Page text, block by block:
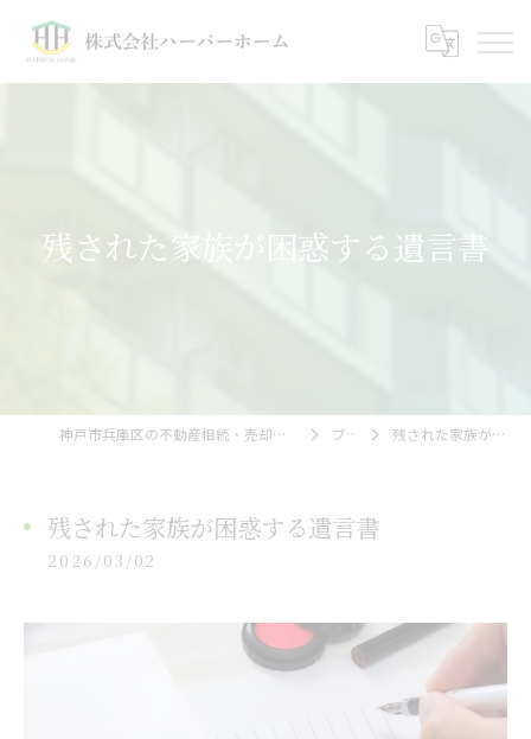
残された家族が困惑する遺言書
神戸市兵庫区の不動産相続・売却相談｜株式会社ハーバーホーム ブログ 残された家族が困惑する遺言書
残された家族が困惑する遺言書
2026/03/02